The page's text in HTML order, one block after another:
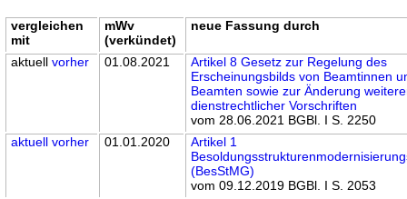
vergleichen
mit
mWv
(verkündet)
neue Fassung durch
aktuellvorher 01.08.2021
Artikel 8 Gesetz zur Regelung des
Erscheinungsbilds von Beamtinnen
Beamten sowie zur Änderung
dienstrechtlicher Vorschriften
vom 28.06.2021 BGBl. I S. 2250
aktuell vorher 01.01.2020
Artikel 1
(BesStMG)
vom 09.12.2019 BGBl. I S. 2053